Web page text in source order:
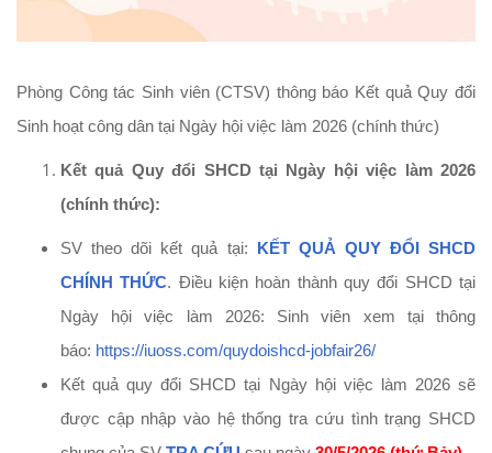
Phòng Công tác Sinh viên (CTSV) thông báo Kết quả Quy đổi
Sinh hoạt công dân tại Ngày hội việc làm 2026 (chính thức)
Kết quả Quy đổi SHCD tại Ngày hội việc làm 2026
(chính thức):
SV theo dõi kết quả tại: KẾT QUẢ QUY ĐỔI SHCD
CHÍNH THỨC. Điều kiện hoàn thành quy đổi SHCD tại
Ngày hội việc làm 2026: Sinh viên xem tại thông
báo: https://iuoss.com/quydoishcd-jobfair26/
Kết quả quy đổi SHCD tại Ngày hội việc làm 2026 sẽ
được cập nhập vào hệ thống tra cứu tình trạng SHCD